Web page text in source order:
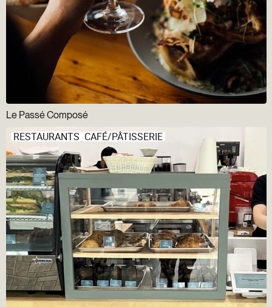
Le Passé Composé
RESTAURANTS CAFÉ/PÂTISSERIE